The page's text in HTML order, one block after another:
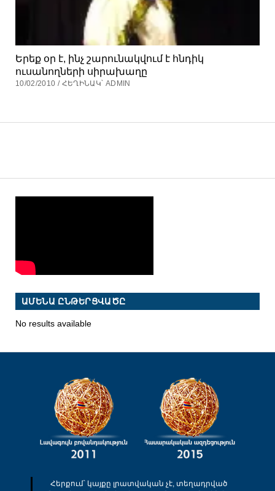
Երեք օր է, ինչ շարունակվում է հնդիկ
ուսանողների սիրախաղը
10/02/2010 / ՀԵՂԻՆԱԿ՝ ADMIN
ԱՄԵՆԱ ԸՆԹԵՐՑՎԱԾԸ
No results available
Հերքում՝ կայքը լրատվական չէ, տեղադրված